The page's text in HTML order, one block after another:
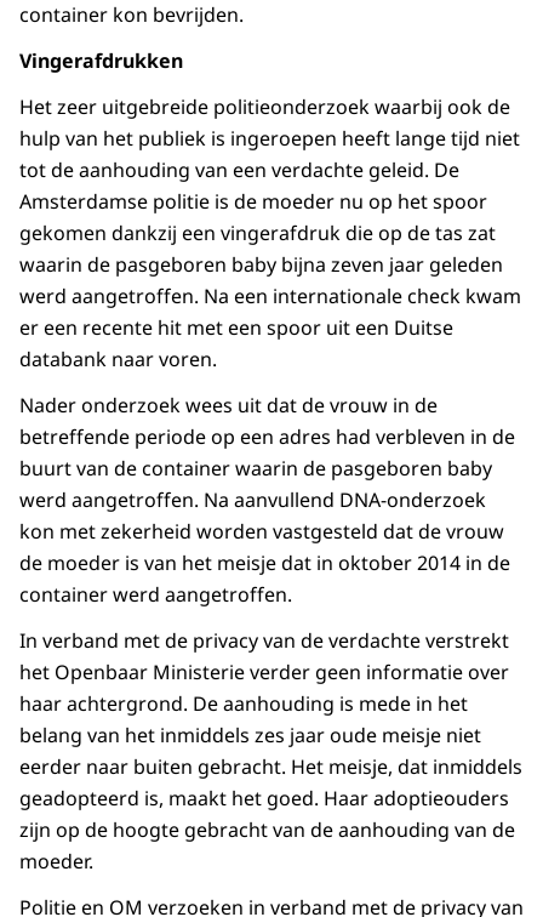
container kon bevrijden.
Vingerafdrukken
Het zeer uitgebreide politieonderzoek waarbij ook de
hulp van het publiek is ingeroepen heeft lange tijd niet
tot de aanhouding van een verdachte geleid. De
Amsterdamse politie is de moeder nu op het spoor
gekomen dankzij een vingerafdruk die op de tas zat
waarin de pasgeboren baby bijna zeven jaar geleden
werd aangetroffen. Na een internationale check kwam
er een recente hit met een spoor uit een Duitse
databank naar voren.
Nader onderzoek wees uit dat de vrouw in de
betreffende periode op een adres had verbleven in de
buurt van de container waarin de pasgeboren baby
werd aangetroffen. Na aanvullend DNA-onderzoek
kon met zekerheid worden vastgesteld dat de vrouw
de moeder is van het meisje dat in oktober 2014 in de
container werd aangetroffen.
In verband met de privacy van de verdachte verstrekt
het Openbaar Ministerie verder geen informatie over
haar achtergrond. De aanhouding is mede in het
belang van het inmiddels zes jaar oude meisje niet
eerder naar buiten gebracht. Het meisje, dat inmiddels
geadopteerd is, maakt het goed. Haar adoptieouders
zijn op de hoogte gebracht van de aanhouding van de
moeder.
Politie en OM verzoeken in verband met de privacy van